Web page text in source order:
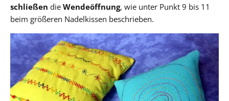
schließen die Wendeöffnung, wie unter Punkt 9 bis 11
beim größeren Nadelkissen beschrieben.